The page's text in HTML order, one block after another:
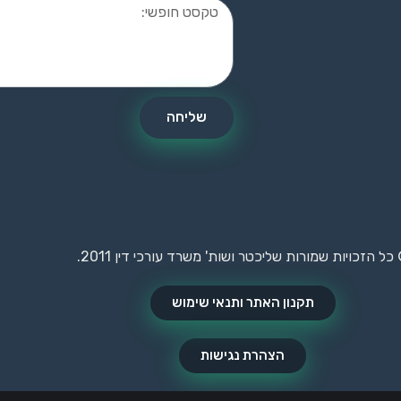
שליחה
הזכויות שמורות שליכטר ושות' משרד עורכי דין 2011.
תקנון האתר ותנאי שימוש
הצהרת נגישות